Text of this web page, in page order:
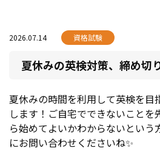
2026.07.14 資格試験
夏休みの英検対策、締め切
夏休みの時間を利用して英検を目
します！ご自宅でできないこと
ら始めてよいかわからないという
にお問い合わせくださいね✨